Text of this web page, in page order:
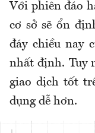
Với phiên đáo
cơ sở sẽ ổn
đáy chiều nay
nhất định. Tuy
giao dịch tốt
dụng dễ hơn.